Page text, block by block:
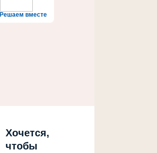
Решаем вместе
Хочется,
чтобы